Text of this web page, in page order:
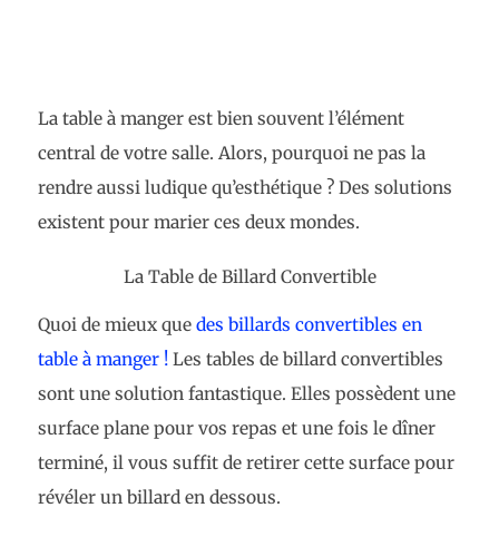
La table à manger est bien souvent l’élément
central de votre salle. Alors, pourquoi ne pas la
rendre aussi ludique qu’esthétique ? Des solutions
existent pour marier ces deux mondes.
La Table de Billard Convertible
Quoi de mieux que des billards convertibles en
table à manger !Les tables de billard convertibles
sont une solution fantastique. Elles possèdent une
surface plane pour vos repas et une fois le dîner
terminé, il vous suffit de retirer cette surface pour
révéler un billard en dessous.